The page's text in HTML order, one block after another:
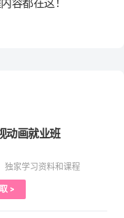
容都在这！
动画就业班
独家学习资料和课程
>